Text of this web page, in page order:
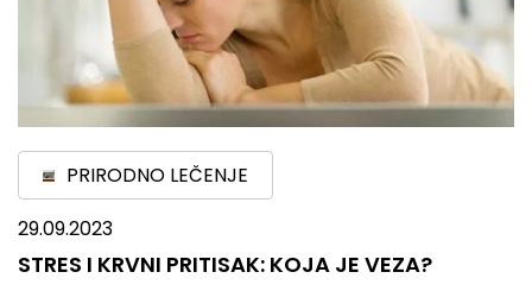
PRIRODNO LEČENJE
29.09.2023
STRES I KRVNI PRITISAK: KOJA JE VEZA?